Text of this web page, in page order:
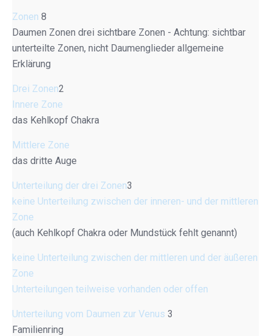
Zonen 8
Daumen Zonen drei sichtbare Zonen - Achtung: sichtbar
unterteilte Zonen, nicht Daumenglieder allgemeine
Erklärung
Drei Zonen2
Innere Zone
das Kehlkopf Chakra
Mittlere Zone
das dritte Auge
Unterteilung der drei Zonen3
keine Unterteilung zwischen der inneren- und der mittleren
Zone
(auch Kehlkopf Chakra oder Mundstück fehlt genannt)
keine Unterteilung zwischen der mittleren und der äußeren
Zone
Unterteilungen teilweise vorhanden oder offen
Unterteilung vom Daumen zur Venus 3
Familienring